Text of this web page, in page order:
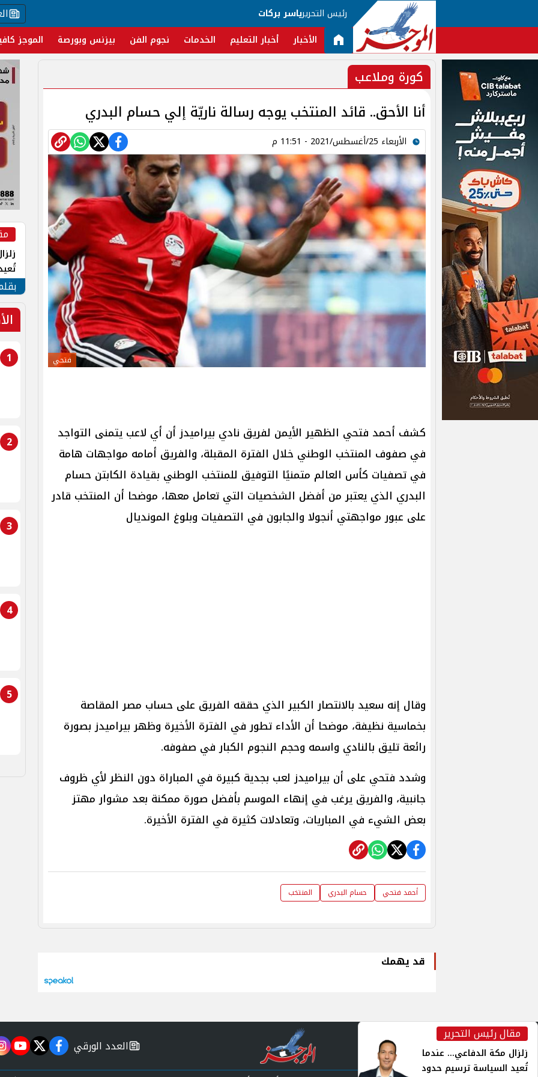
رئيس التحريرياسر بركات
الأخبار أخبار التعليم الخدمات نجوم الفن بيزنس وبورصة الموجز
كورة وملاعب
أنا الأحق.. قائد المنتخب يوجه رسالة ناريّة إلي حسام البدري
الأربعاء 25/أغسطس/2021 - 11:51 م
فتحي
كشف أحمد فتحي الظهير الأيمن لفريق نادي بيراميدز ​أن أي لاعب يتمنى التواجد
في صفوف المنتخب الوطني خلال الفترة المقبلة، والفريق أمامه مواجهات هامة
في تصفيات كأس العالم متمنيًا التوفيق للمنتخب الوطني بقيادة الكابتن حسام
البدري الذي يعتبر من أفضل الشخصيات التي تعامل معها، موضحا أن المنتخب قادر
على عبور مواجهتي أنجولا والجابون في التصفيات وبلوغ المونديال
وقال إنه سعيد بالانتصار الكبير الذي حققه الفريق على حساب مصر المقاصة
بخماسية نظيفة، موضحا أن الأداء تطور في الفترة الأخيرة وظهر بيراميدز بصورة
رائعة تليق بالنادي واسمه وحجم النجوم الكبار في صفوفه.
وشدد فتحي على أن بيراميدز لعب بجدية كبيرة في المباراة دون النظر لأي ظروف
جانبية، والفريق يرغب في إنهاء الموسم بأفضل صورة ممكنة بعد مشوار مهتز
بعض الشيء في المباريات، وتعادلات كثيرة في الفترة الأخيرة.
أحمد فتحي حسام البدري المنتخب
قد يهمك
1
2
3
4
5
مقال رئيس التحرير
زلزال مكة الدفاعي... عندما
تُعيد السياسة ترسيم حدود
newspaper
العدد الورقي facebook
twitter